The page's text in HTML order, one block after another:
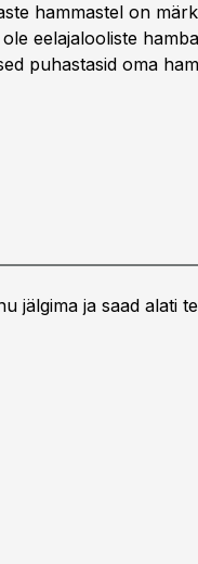
hammastel on
eel­ajalooliste
puhastasid oma
jälgima ja saad alati